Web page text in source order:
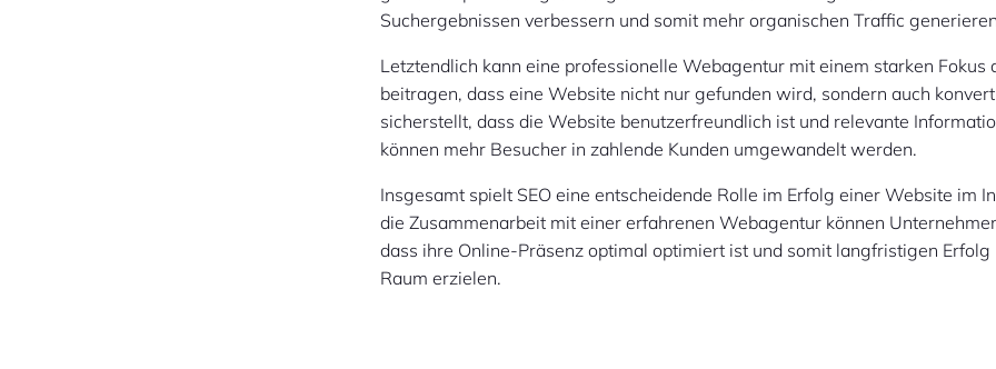
Suchergebnissen verbessern und somit mehr organischen Traffic
Letztendlich kann eine professionelle Webagentur mit einem starken Fokus
beitragen, dass eine Website nicht nur gefunden wird, sondern auch
sicherstellt, dass die Website benutzerfreundlich ist und relevante
können mehr Besucher in zahlende Kunden umgewandelt werden.
Insgesamt spielt SEO eine entscheidende Rolle im Erfolg einer Website im
die Zusammenarbeit mit einer erfahrenen Webagentur können
dass ihre Online-Präsenz optimal optimiert ist und somit langfristigen
Raum erzielen.